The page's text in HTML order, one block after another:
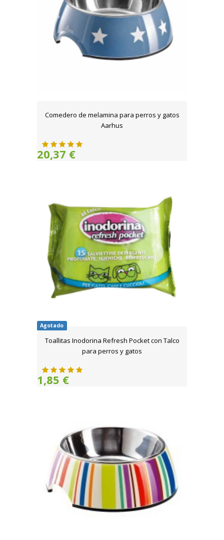
Comedero de melamina para perros y gatos
Aarhus
20,37 €
Agotado
Toallitas Inodorina Refresh Pocket con Talco
para perros y gatos
1,85 €